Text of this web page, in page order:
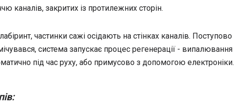
каналів, закритих із протилежних сторін.
частинки сажі осідають на стінках каналів. Поступово
система запускає процес регенерації - випалювання
під час руху, або примусово з допомогою електроніки.